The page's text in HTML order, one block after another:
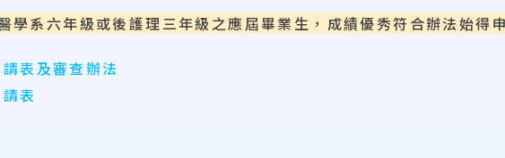
學系六年級或後護理三年級之應屆畢業生，成績優秀符合辦法始得
表及審查辦法
表